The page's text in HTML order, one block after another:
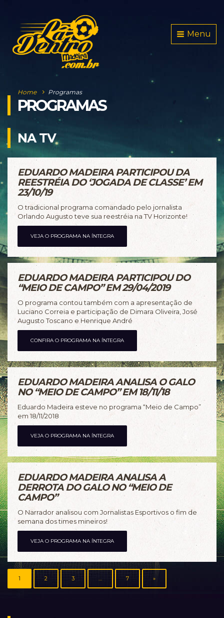
Menu
Home Programas
PROGRAMAS
NA TV
EDUARDO MADEIRA PARTICIPOU DA
REESTRÉIA DO ‘JOGADA DE CLASSE’ EM
23/10/19
O tradicional programa comandado pelo jornalista
Orlando Augusto teve sua reestréia na TV Horizonte!
VEJA O PROGRAMA NA ÍNTEGRA
EDUARDO MADEIRA PARTICIPOU DO
“MEIO DE CAMPO” EM 29/04/2019
O programa contou também com a apresentação de
Luciano Correia e participação de Dimara Oliveira, José
Augusto Toscano e Henrique André
CONFIRA O PROGRAMA NA ÍNTEGRA
EDUARDO MADEIRA ANALISA O GALO
NO “MEIO DE CAMPO” EM 18/11/18
Eduardo Madeira esteve no programa “Meio de Campo”
em 18/11/2018
VEJA O PROGRAMA NA ÍNTEGRA
EDUARDO MADEIRA ANALISA A
DERROTA DO GALO NO “MEIO DE
CAMPO”
O Narrador analisou com Jornalistas Esportivos o fim de
semana dos times mineiros!
VEJA O PROGRAMA NA ÍNTEGRA
1 2 3 … 7 »